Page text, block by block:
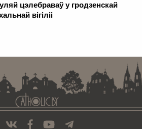
цэлебраваў у гродзенскай
вігіліі